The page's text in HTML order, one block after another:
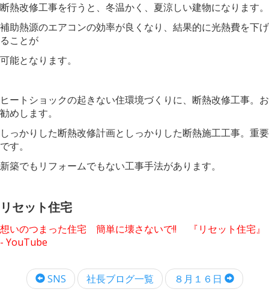
断熱改修工事を行うと、冬温かく、夏涼しい建物になります。
補助熱源のエアコンの効率が良くなり、結果的に光熱費を下げ
ることが
可能となります。
ヒートショックの起きない住環境づくりに、断熱改修工事。お
勧めします。
しっかりした断熱改修計画としっかりした断熱施工工事。重要
です。
新築でもリフォームでもない工事手法があります。
リセット住宅
想いのつまった住宅 簡単に壊さないで!! 『リセット住宅』
- YouTube
SNS 社長ブログ一覧 ８月１６日